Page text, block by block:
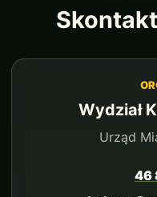
Wydział
Urząd
46